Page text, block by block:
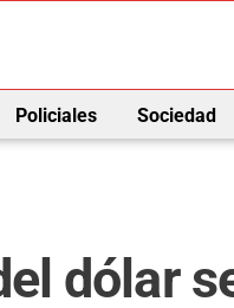
Policiales Sociedad
dólar